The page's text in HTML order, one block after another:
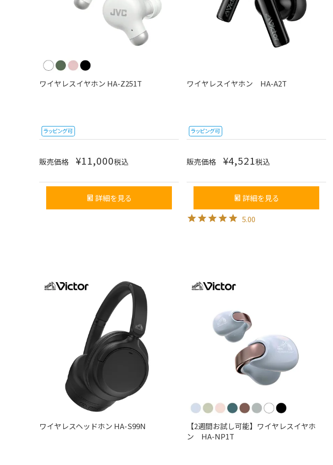
ワイヤレスイヤホン HA-Z251T
販売価格 ¥11,000税込
詳細を見る
ワイヤレスイヤホン HA-A2T
販売価格 ¥4,521税込
詳細を見る
5.00
ワイヤレスヘッドホン HA-S99N
【2週間お試し可能】ワイヤレスイヤホ
ン HA-NP1T